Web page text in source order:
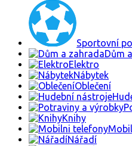
Sportovní
Dům
Elektro
Nábytek
Oblečení
Knihy
Nářadí